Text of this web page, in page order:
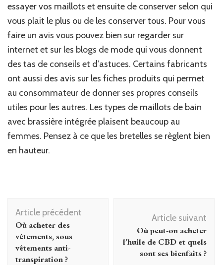
essayer vos maillots et ensuite de conserver selon qui
vous plait le plus ou de les conserver tous. Pour vous
faire un avis vous pouvez bien sur regarder sur
internet et sur les blogs de mode qui vous donnent
des tas de conseils et d’astuces. Certains fabricants
ont aussi des avis sur les fiches produits qui permet
au consommateur de donner ses propres conseils
utiles pour les autres. Les types de maillots de bain
avec brassière intégrée plaisent beaucoup au
femmes. Pensez à ce que les bretelles se règlent bien
en hauteur.
Navigation
d'article
Article précédent
Où acheter des
vêtements, sous
vêtements anti-
transpiration ?
Article suivant
Où peut-on acheter
l’huile de CBD et quels
sont ses bienfaits ?